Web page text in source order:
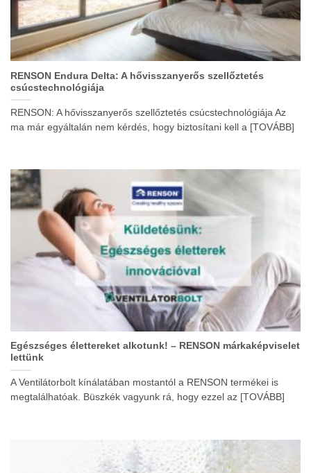
RENSON Endura Delta: A hővisszanyerős szellőztetés
csúcstechnológiája
RENSON: A hővisszanyerős szellőztetés csúcstechnológiája Az
ma már egyáltalán nem kérdés, hogy biztosítani kell a [TOVÁBB]
Egészséges élettereket alkotunk! – RENSON márkaképviselet
lettünk
A Ventilátorbolt kínálatában mostantól a RENSON termékei is
megtalálhatóak. Büszkék vagyunk rá, hogy ezzel az [TOVÁBB]